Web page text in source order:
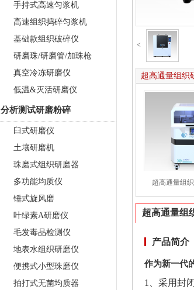
手持式高速匀浆机
高速组织捣碎匀浆机
基础款组织破碎仪
研磨珠/研磨管/加珠枪
真空冷冻研磨仪
低温&灭活研磨仪
分析测试研磨粉碎
臼式研磨仪
土壤研磨机
珠磨式组织研磨器
多功能均质仪
锤式旋风磨
叶绿素A研磨仪
毛发毒品检测仪
地表水组织研磨仪
便携式小型珠磨仪
拍打式无菌均质器
<
超高通量组织
超高通量组织
超高通量组
产品简介
作为新一代
1、采用封